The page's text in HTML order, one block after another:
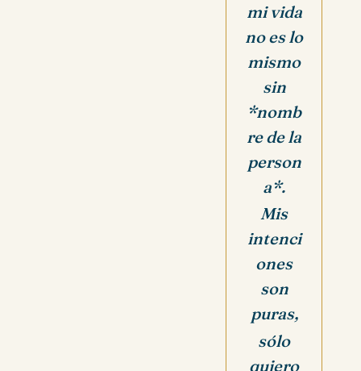
mi vida
no es lo
mismo
sin
*nomb
re de la
person
a*.
Mis
intenci
ones
son
puras,
sólo
quiero